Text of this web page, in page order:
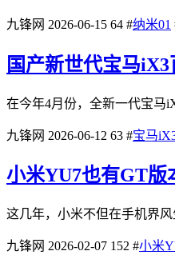
九锋网 2026-06-15 64 #纳米01
国产新世代宝马
在今年4月份，全新一代宝马
九锋网 2026-06-12 63 #宝马
小米YU7也有GT版
这几年，小米不但在手机界
九锋网 2026-02-07 152 #小米